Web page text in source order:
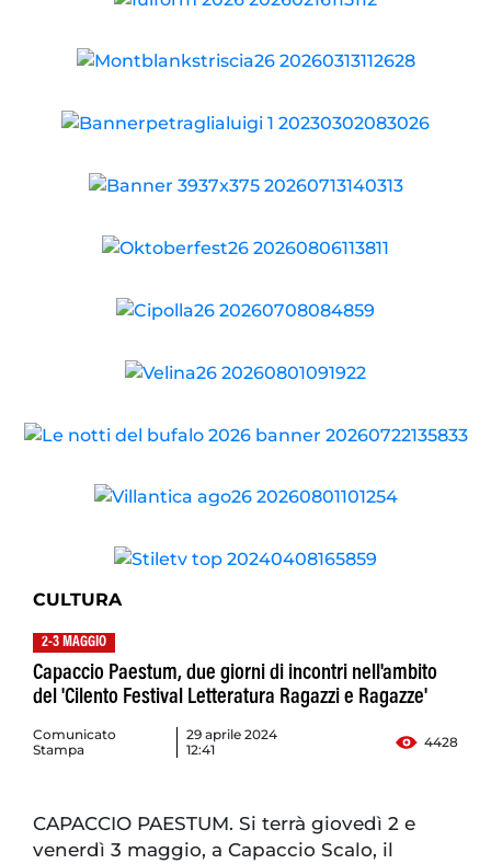
CULTURA
2-3 MAGGIO
Capaccio Paestum, due giorni di incontri nell'ambito
del 'Cilento Festival Letteratura Ragazzi e Ragazze'
Comunicato
Stampa
29 aprile 2024
12:41
4428
CAPACCIO PAESTUM. Si terrà giovedì 2 e
venerdì 3 maggio, a Capaccio Scalo, il